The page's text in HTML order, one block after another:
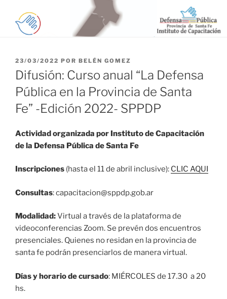
PUBLICADO
EL
23/03/2022 POR BELÉN GOMEZ
Difusión: Curso anual “La Defensa
Pública en la Provincia de Santa
Fe” -Edición 2022- SPPDP
Actividad organizada por Instituto de Capacitación
de la Defensa Pública de Santa Fe
Inscripciones (hasta el 11 de abril inclusive): CLIC AQUI
Consultas: capacitacion@sppdp.gob.ar
Modalidad:Virtual a través de la plataforma de
videoconferencias Zoom. Se prevén dos encuentros
presenciales. Quienes no residan en la provincia de
santa fe podrán presenciarlos de manera virtual.
Días y horario de cursado: MIÉRCOLES de 17.30 a 20
hs.